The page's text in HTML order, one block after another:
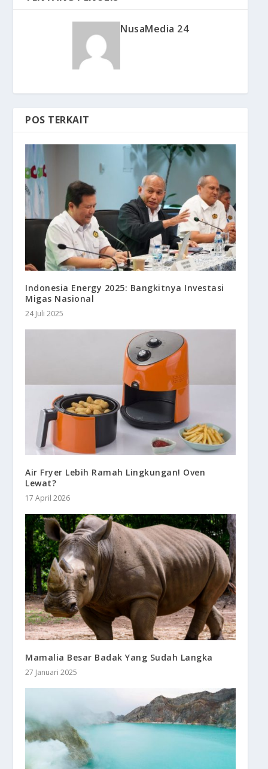
NusaMedia 24
POS TERKAIT
Indonesia Energy 2025: Bangkitnya Investasi
Migas Nasional
24 Juli 2025
Air Fryer Lebih Ramah Lingkungan! Oven
Lewat?
17 April 2026
Mamalia Besar Badak Yang Sudah Langka
27 Januari 2025